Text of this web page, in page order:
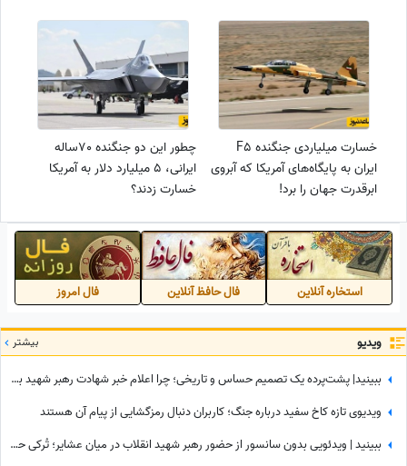
خسارت میلیاردی جنگنده F5
ایران به پایگاه‌های آمریکا که آبروی
ابرقدرت جهان را برد!
چطور این دو جنگنده 70ساله
ایرانی، 5 میلیارد دلار به آمریکا
خسارت زدند؟
استخاره آنلاین فال حافظ آنلاین فال امروز
ویدیو بیشتر
ببینید| پشت‌پرده یک تصمیم حساس و تاریخی؛ چرا اعلام خبر شهادت رهبر شهید به سحر موکول شد؟
ویدیوی تازه کاخ سفید درباره جنگ؛ کاربران دنبال رمزگشایی از پیام آن هستند
ببینید | ویدئویی بدون سانسور از حضور رهبر شهید انقلاب در میان عشایر؛ تُرکی حرف زدن آقا را دیده بودید؟